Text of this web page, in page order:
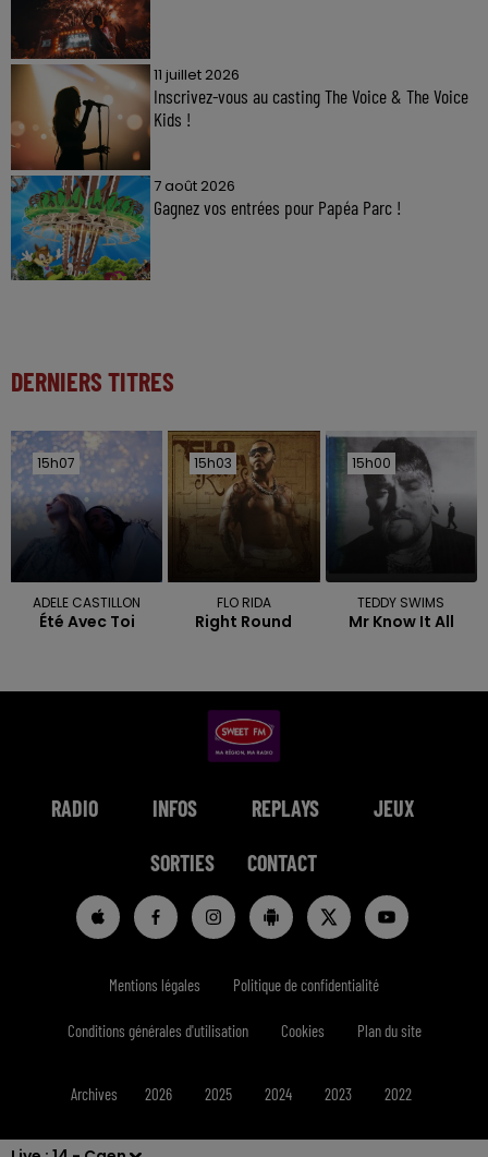
11 juillet 2026
Inscrivez-vous au casting The Voice & The Voice
Kids !
7 août 2026
Gagnez vos entrées pour Papéa Parc !
DERNIERS TITRES
15h07
15h07
ADELE CASTILLON
Été Avec Toi
15h03
15h03
FLO RIDA
Right Round
15h00
15h00
TEDDY SWIMS
Mr Know It All
RADIO INFOS REPLAYS JEUX
SORTIES CONTACT
Mentions légales Politique de confidentialité
Conditions générales d'utilisation Cookies Plan du site
Archives 2026 2025 2024 2023 2022